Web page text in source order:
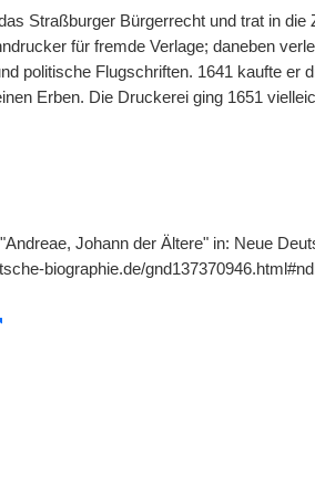
Straßburger Bürgerrecht und trat in
für fremde Verlage; daneben
politische Flugschriften. 1641 kaufte
Erben. Die Druckerei ging 1651
Johann der Ältere" in: Neue
biographie.de/